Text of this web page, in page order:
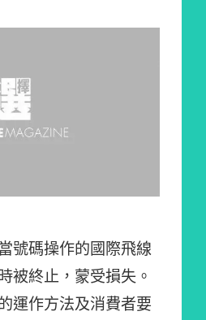
號碼操作的國際飛線
被終止，蒙受損失。
運作方法及消費者要